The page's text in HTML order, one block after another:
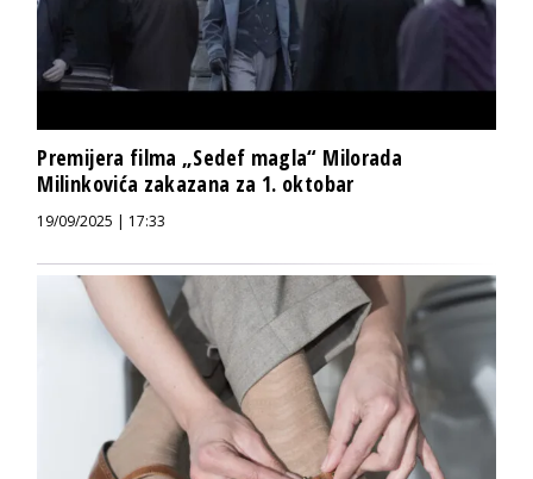
Premijera filma „Sedef magla“ Milorada
Milinkovića zakazana za 1. oktobar
19/09/2025 | 17:33